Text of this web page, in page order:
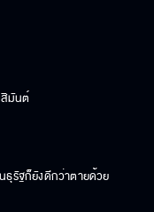
มันต์
ธุรัฐก็ยังดีกว่าตายด้วย